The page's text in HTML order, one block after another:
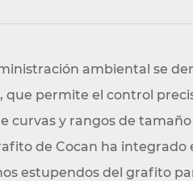
ambiental se
permite el control
y rangos de
de Cocan ha
estupendos del grafito